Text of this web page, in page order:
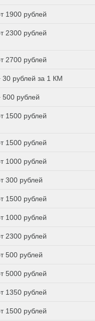
1900 рублей
2300 рублей
2700 рублей
30 рублей за 1 КМ
500 рублей
1500 рублей
1500 рублей
1000 рублей
300 рублей
1500 рублей
1000 рублей
2300 рублей
500 рублей
5000 рублей
1350 рублей
1500 рублей